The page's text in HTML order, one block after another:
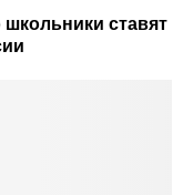
школьники ставят